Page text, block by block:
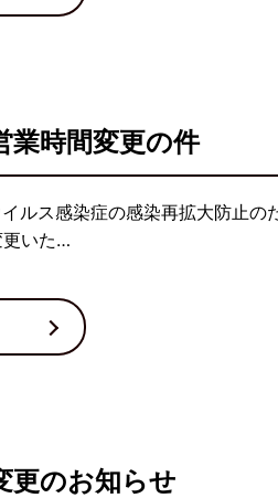
業時間変更の件
ルス感染症の感染再拡大防止の
更いた…
更のお知らせ